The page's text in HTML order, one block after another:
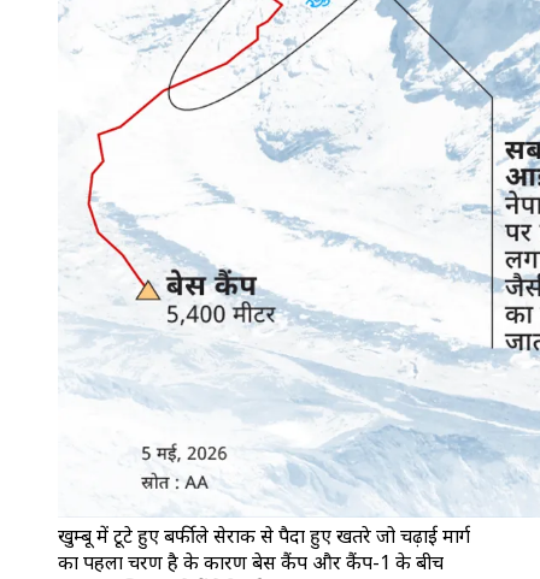
खुम्बू में टूटे हुए बर्फीले सेराक से पैदा हुए खतरे जो चढ़ाई मार्ग
का पहला चरण है के कारण बेस कैंप और कैंप-1 के बीच